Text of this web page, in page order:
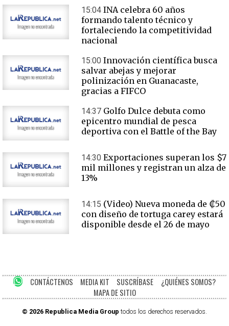
15:04 INA celebra 60 años
formando talento técnico y
fortaleciendo la competitividad
nacional
15:00 Innovación científica busca
salvar abejas y mejorar
polinización en Guanacaste,
gracias a FIFCO
14:37 Golfo Dulce debuta como
epicentro mundial de pesca
deportiva con el Battle of the Bay
14:30 Exportaciones superan los $7
mil millones y registran un alza de
13%
14:15 (Video) Nueva moneda de ₡50
con diseño de tortuga carey estará
disponible desde el 26 de mayo
CONTÁCTENOS MEDIA KIT SUSCRÍBASE
¿QUIÉNES SOMOS?
MAPA DE SITIO
© 2026 Republica Media Group todos los derechos reservados.